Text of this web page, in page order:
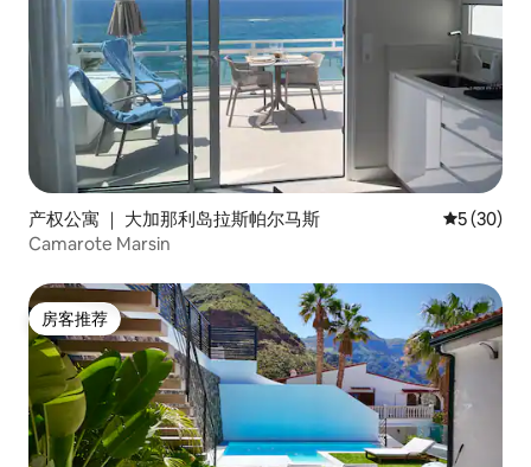
产权公寓 ｜ 大加那利岛拉斯帕尔马斯 平均评分
5 (30)
Camarote Marsin
房客推荐
房客推荐